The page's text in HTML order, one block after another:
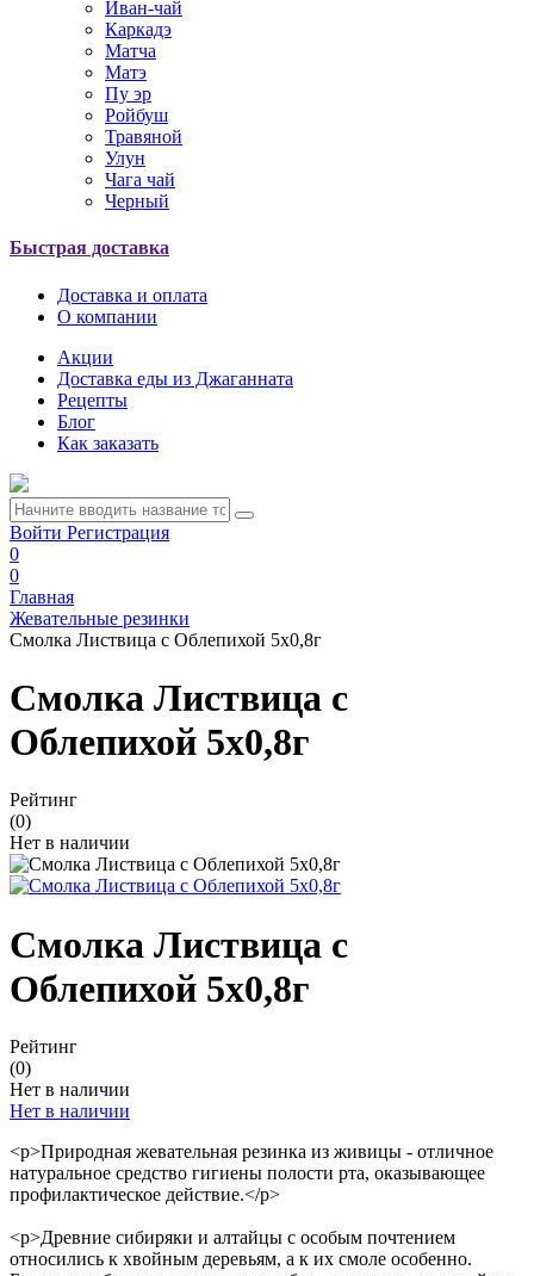
Иван-чай
Каркадэ
Матча
Матэ
Пу эр
Ройбуш
Травяной
Улун
Чага чай
Черный
Быстрая доставка
Доставка и оплата
О компании
Акции
Доставка еды из Джаганната
Рецепты
Блог
Как заказать
Войти Регистрация
0
0
Главная
Жевательные резинки
Смолка Листвица с Облепихой 5х0,8г
Смолка Листвица с
Облепихой 5х0,8г
Рейтинг
(0)
Нет в наличии
Смолка Листвица с
Облепихой 5х0,8г
Рейтинг
(0)
Нет в наличии
Нет в наличии
<p>Природная жевательная резинка из живицы - отличное
натуральное средство гигиены полости рта, оказывающее
профилактическое действие.</p>
<p>Древние сибиряки и алтайцы с особым почтением
относились к хвойным деревьям, а к их смоле особенно.